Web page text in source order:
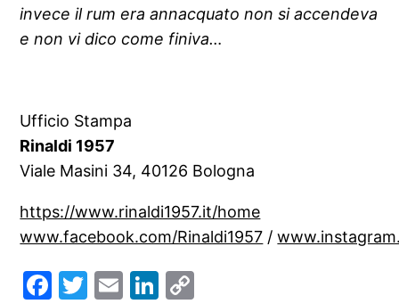
invece il rum era annacquato non si accendeva
e non vi dico come finiva…
Ufficio Stampa
Rinaldi 1957
Viale Masini 34, 40126 Bologna
https://www.rinaldi1957.it/home
www.facebook.com/Rinaldi1957 /
Facebook
Twitter
EmailLinkedIn